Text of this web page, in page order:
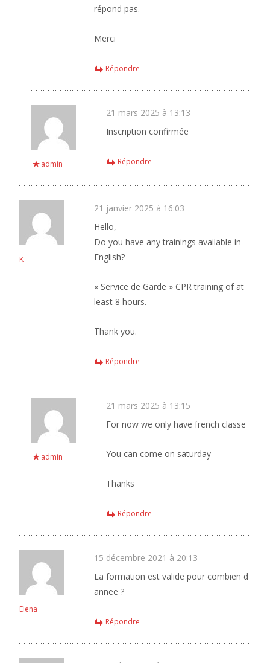
répond pas.
Merci
Répondre
admin
21 mars 2025 à 13:13
Inscription confirmée
Répondre
K
21 janvier 2025 à 16:03
Hello,
Do you have any trainings available in
English?
« Service de Garde » CPR training of at
least 8 hours.
Thank you.
Répondre
admin
21 mars 2025 à 13:15
For now we only have french classe
You can come on saturday
Thanks
Répondre
Elena
15 décembre 2021 à 20:13
La formation est valide pour combien d
annee ?
Répondre